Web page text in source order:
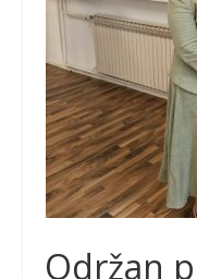
Održan